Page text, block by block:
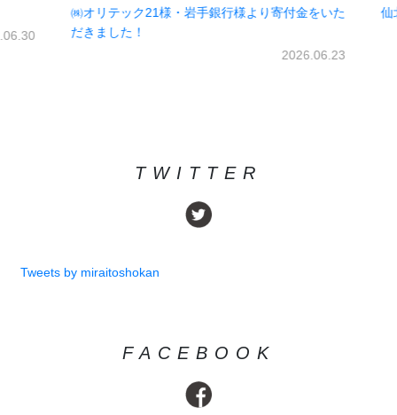
㈱オリテック21様・岩手銀行様より寄付金をいた
だきました！
2026.06.23
仙
TWITTER
Tweets by miraitoshokan
FACEBOOK